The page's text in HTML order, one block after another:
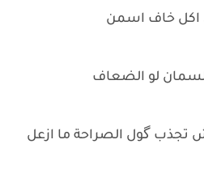
اكل خاف اسمن
لو الضعاف
تجذب گول الصراحة ما ازعل